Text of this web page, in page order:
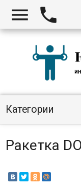
 
Категории
Ракетка